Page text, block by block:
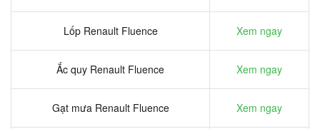
Lốp Renault Fluence Xem ngay
Ắc quy Renault Fluence Xem ngay
Gạt mưa Renault Fluence Xem ngay